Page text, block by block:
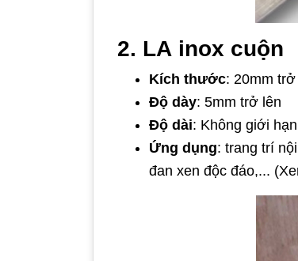
2. LA inox cuộn
Kích thước: 20mm
Độ dày: 5mm trở lên
Độ dài: Không giới hạn
Ứng dụng: trang trí
đan xen độc đáo,...